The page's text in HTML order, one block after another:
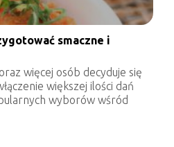
smaczne i
więcej osób decyduje się
większej ilości dań
wyborów wśród